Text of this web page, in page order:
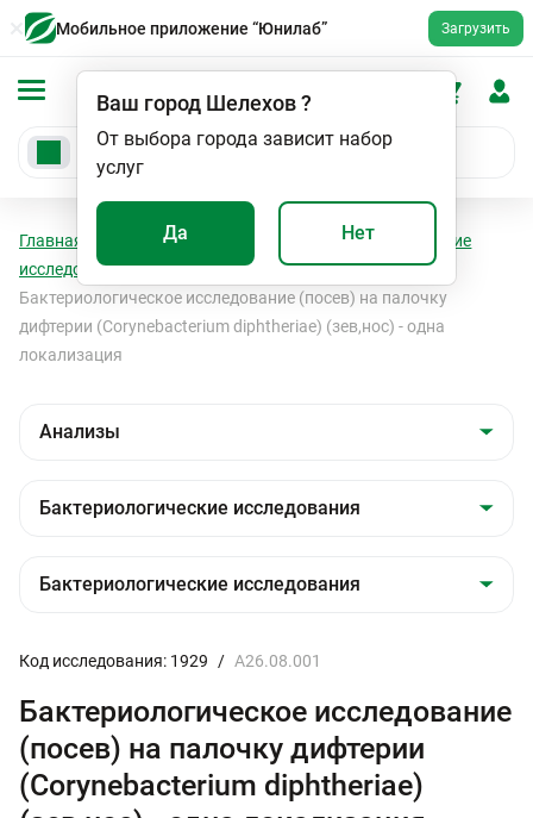
Мобильное приложение “Юнилаб” Загрузить
Ваш город Шелехов?
От выбора города зависит набор
услуг
Да Нет
Главная Анализы
Бактериологические
исследования
Бактериологические исследования
Бактериологическое исследование (посев) на палочку
дифтерии (Corynebacterium diphtheriae) (зев,нос) - одна
локализация
Код исследования: 1929 / A26.08.001
Бактериологическое исследование
(посев) на палочку дифтерии
(Corynebacterium diphtheriae)